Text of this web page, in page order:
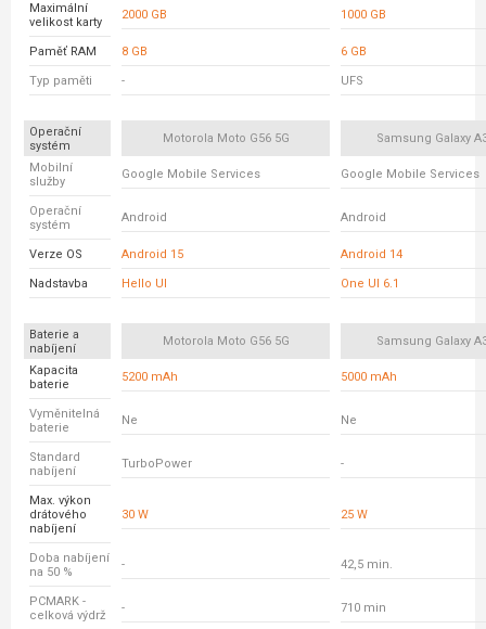
Maximální
velikost karty
2000 GB 1000 GB
Paměť RAM 8 GB 6 GB
Typ paměti - UFS
Operační
systém
Motorola Moto G56 5G Samsung Galaxy
Mobilní
služby
Google Mobile Services Google Mobile Services
Operační
systém
Android Android
Verze OS Android 15 Android 14
Nadstavba Hello UI One UI 6.1
Baterie a
nabíjení
Motorola Moto G56 5G Samsung Galaxy
Kapacita
baterie
5200 mAh 5000 mAh
Vyměnitelná
baterie
Ne Ne
Standard
nabíjení
TurboPower -
Max. výkon
drátového
nabíjení
30 W 25 W
Doba nabíjení
na 50 %
- 42,5 min.
PCMARK -
celková výdrž
- 710 min